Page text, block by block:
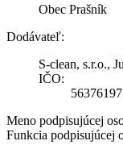
Obec Prašník
Dodávateľ:
S-clean, s.r.o.,
IČO:
56376197
Meno podpisujúcej
Funkcia podpisujúcej